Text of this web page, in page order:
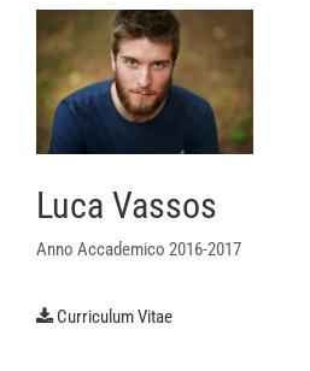
Luca Vassos
Anno Accademico 2016-2017
Curriculum Vitae